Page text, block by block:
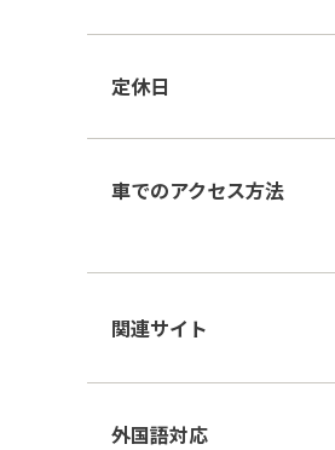
定休日
車でのアクセス方法
関連サイト
外国語対応